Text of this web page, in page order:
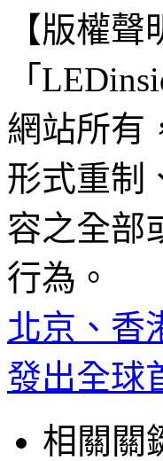
【版權聲
「
網站所有
形式重制
容之全部
行為。
北京、香
發出全球
相關關